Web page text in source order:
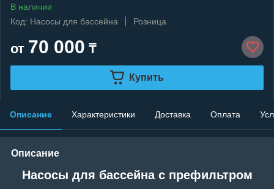
В наличии
Код: Насосы для бассейна
Розница
от 70 000 ₸
Купить
Описание Характеристики Доставка Оплата
Описание
Насосы для бассейна c префильтром